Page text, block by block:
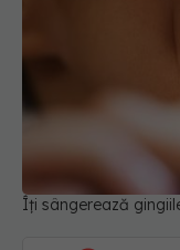
Îți sângerează